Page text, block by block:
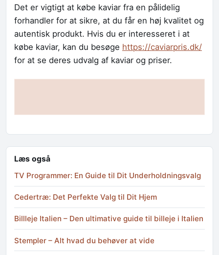
Det er vigtigt at købe kaviar fra en pålidelig
forhandler for at sikre, at du får en høj kvalitet og
autentisk produkt. Hvis du er interesseret i at
købe kaviar, kan du besøge https://caviarpris.dk/
for at se deres udvalg af kaviar og priser.
Læs også
TV Programmer: En Guide til Dit Underholdningsvalg
Cedertræ: Det Perfekte Valg til Dit Hjem
Billleje Italien – Den ultimative guide til billeje i Italien
Stempler – Alt hvad du behøver at vide